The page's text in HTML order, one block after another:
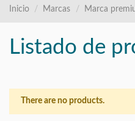
Inicio Marcas Marca
Listado de
There are no products.